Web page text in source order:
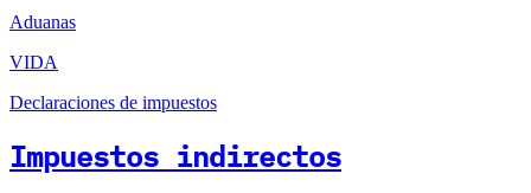
Aduanas
VIDA
Declaraciones de impuestos
Impuestos indirectos